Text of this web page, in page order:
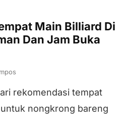
Main Billiard Di
Dan Jam Buka
rekomendasi tempat
nongkrong bareng